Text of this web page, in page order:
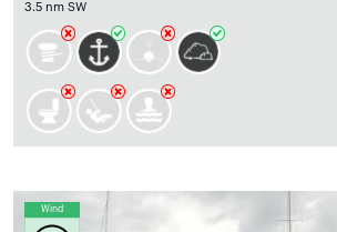
3.5 nm SW
Wind